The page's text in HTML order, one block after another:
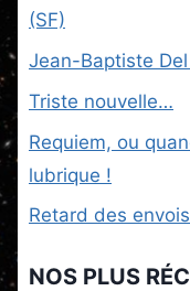
(SF)
Jean-Baptiste
Triste nouvelle…
Requiem, ou
lubrique !
Retard des
NOS PLUS